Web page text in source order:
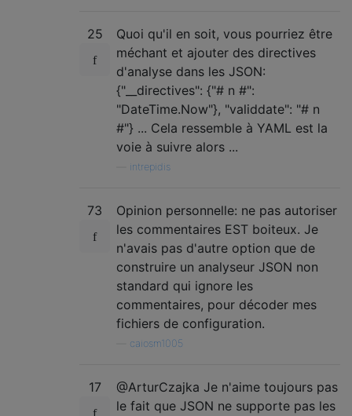
25
Quoi qu'il en soit, vous pourriez être
méchant et ajouter des directives
d'analyse dans les JSON:
{"__directives": {"# n #":
"DateTime.Now"}, "validdate": "# n
#"} ... Cela ressemble à YAML est la
voie à suivre alors ...
intrepidis
73
Opinion personnelle: ne pas autoriser
les commentaires EST boiteux. Je
n'avais pas d'autre option que de
construire un analyseur JSON non
standard qui ignore les
commentaires, pour décoder mes
fichiers de configuration.
caiosm1005
17
@ArturCzajka Je n'aime toujours pas
le fait que JSON ne supporte pas les